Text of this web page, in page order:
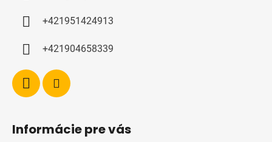
+421951424913
+421904658339
Informácie pre vás